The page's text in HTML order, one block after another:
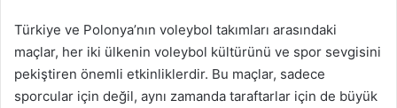
Türkiye ve Polonya’nın voleybol takımları arasındaki
maçlar, her iki ülkenin voleybol kültürünü ve spor sevgisini
pekiştiren önemli etkinliklerdir. Bu maçlar, sadece
sporcular için değil, aynı zamanda taraftarlar için de büyük